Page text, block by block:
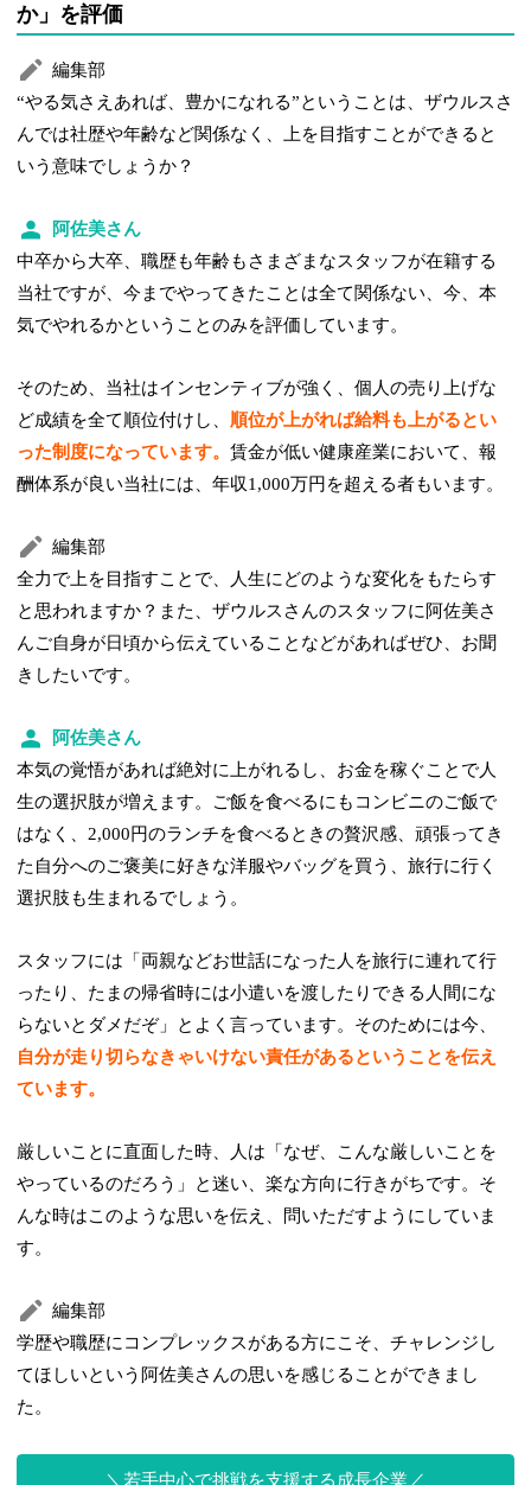
か」を評価
編集部
“やる気さえあれば、豊かになれる”ということは、ザウルスさ
んでは社歴や年齢など関係なく、上を目指すことができると
いう意味でしょうか？
阿佐美さん
中卒から大卒、職歴も年齢もさまざまなスタッフが在籍する
当社ですが、今までやってきたことは全て関係ない、今、本
気でやれるかということのみを評価しています。
そのため、当社はインセンティブが強く、個人の売り上げな
ど成績を全て順位付けし、 順位が上がれば給料も上がるとい
った制度になっています。賃金が低い健康産業において、報
酬体系が良い当社には、年収1,000万円を超える者もいます。
編集部
全力で上を目指すことで、人生にどのような変化をもたらす
と思われますか？また、ザウルスさんのスタッフに阿佐美さ
んご自身が日頃から伝えていることなどがあればぜひ、お聞
きしたいです。
阿佐美さん
本気の覚悟があれば絶対に上がれるし、お金を稼ぐことで人
生の選択肢が増えます。ご飯を食べるにもコンビニのご飯で
はなく、2,000円のランチを食べるときの贅沢感、頑張ってき
た自分へのご褒美に好きな洋服やバッグを買う、旅行に行く
選択肢も生まれるでしょう。
スタッフには「両親などお世話になった人を旅行に連れて行
ったり、たまの帰省時には小遣いを渡したりできる人間にな
らないとダメだぞ」とよく言っています。そのためには今、
自分が走り切らなきゃいけない責任があるということを伝え
ています。
厳しいことに直面した時、人は「なぜ、こんな厳しいことを
やっているのだろう」と迷い、楽な方向に行きがちです。そ
んな時はこのような思いを伝え、問いただすようにしていま
す。
編集部
学歴や職歴にコンプレックスがある方にこそ、チャレンジし
てほしいという阿佐美さんの思いを感じることができまし
た。
若手中心で挑戦を支援する成長企業